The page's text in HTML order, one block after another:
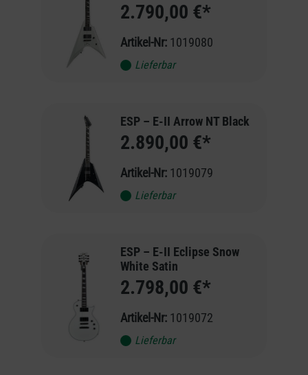
2.790,00 €*
Artikel-Nr: 1019080
Lieferbar
ESP – E-II Arrow NT Black
2.890,00 €*
Artikel-Nr: 1019079
Lieferbar
ESP – E-II Eclipse Snow
White Satin
2.798,00 €*
Artikel-Nr: 1019072
Lieferbar